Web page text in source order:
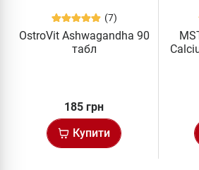
(7)
OstroVit Ashwagandha 90
табл
185 грн
Купити